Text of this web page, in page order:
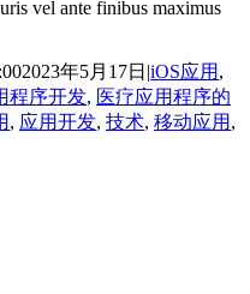
vel ante finibus maximus
2023年5月17日 |iOS应用 ,
程序开发, 医疗应用程序的
, 应用开发, 技术, 移动应用 ,